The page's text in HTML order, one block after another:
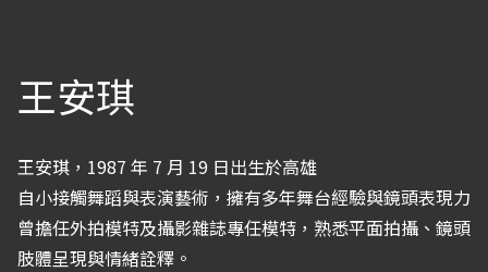
王安琪
王安琪，1987 年 7 月 19 日出生於高雄
自小接觸舞蹈與表演藝術，擁有多年舞台經驗與鏡頭表現力
曾擔任外拍模特及攝影雜誌專任模特，熟悉平面拍攝、鏡頭
肢體呈現與情緒詮釋。